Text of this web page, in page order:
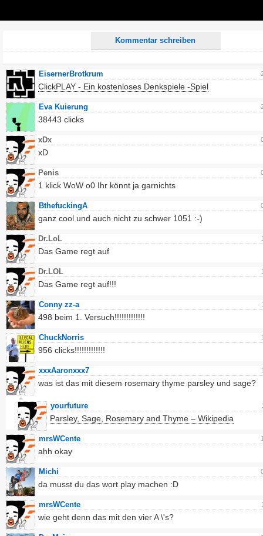
Kommentar schreiben
EisernerBrotkrum
ClickPLAY - Ein kostenloses Denkspiele -Spiel
Eva Kuierung
38443 clicks
xDx
xD
Penis
1 klick WoW o0 Ihr könnt ja garnichts
BthefuckingA
ganz cool und auch nicht zu schwer 1051 :-)
Dr.LoL
Das Game regt auf
Dr.LOL
Das Game regt auf!!!
Conny zz-a
498 beim 1. Versuch!!!!!!!!!!!!!
ChuckNorris
956 clicks!!!!!!!!!!!!!
xxxAaronxxx7
was ist das mit diesem rosemary thyme parsley und sage?
yourfuture
Parsley, Sage, Rosemary and Thyme – Wikipedia
mrsWCente
ahh okay
Michi
da musst du das wort play machen :D
mrsWCente
wie geht denn das mit den vier A \'s?